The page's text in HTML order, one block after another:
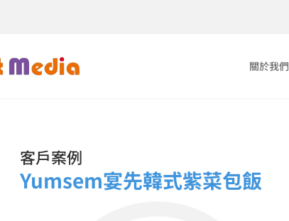
關於我們
客戶案例
Yumsem宴先韓式紫菜包飯